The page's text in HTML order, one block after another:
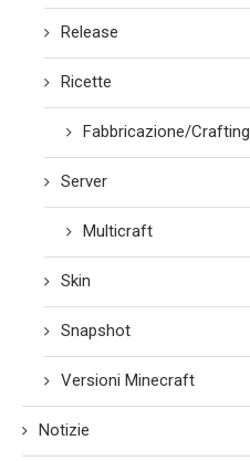
Release
Ricette
Fabbricazione/Crafting
Server
Multicraft
Skin
Snapshot
Versioni Minecraft
Notizie